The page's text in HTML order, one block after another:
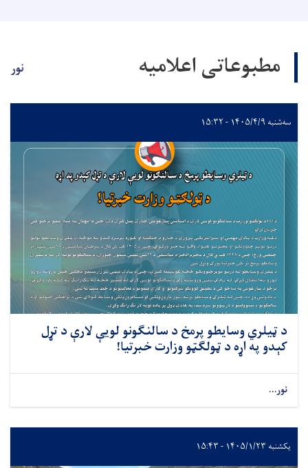
مطبوعاتی اعلامیه نور
سه‌شنبه ۱۴۰۵/۴/۹ - ۱۵:۳۲
د ټیلري وسایطو پرمخ د سالنګونو لویې لارې د تړل
کېدو په اړه د ټولګټو وزارت خبرتیا!
نور...
یکشنبه ۱۴۰۵/۱/۲۳ - ۱۵:۴۳